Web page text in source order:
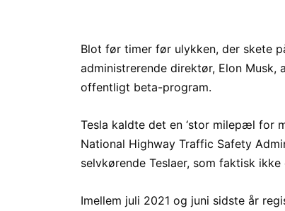
Blot før timer før ulykken, der skete
administrerende direktør, Elon
offentligt beta-program.
Tesla kaldte det en ‘stor milepæl for
National Highway Traffic Safety
selvkørende Teslaer, som faktisk
Imellem juli 2021 og juni sidste år